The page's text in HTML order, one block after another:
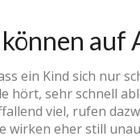
auf
ein Kind sich nur
hört, sehr schnell
viel, rufen
wirken eher still